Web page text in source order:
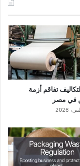
فالتحول التكنولوجي
قادرة على
البحثية الإيطالية
إعادة الشركات
ومبادرات رفع
من جاذبية القطاع.
والسوقية،
والمطابع، وشركات
المعنية في صياغة
تفاقم أزمة
في مصر